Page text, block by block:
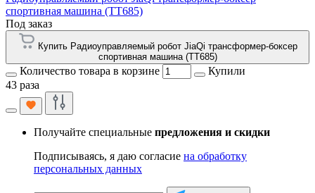
спортивная машина (TT685)
Под заказ
Купить Радиоуправляемый робот JiaQi трансформер-боксер
спортивная машина (TT685)
Количество товара в корзине
Купили
43 раза
Получайте специальные предложения и скидки
Подписываясь, я даю согласие на обработку
персональных данных